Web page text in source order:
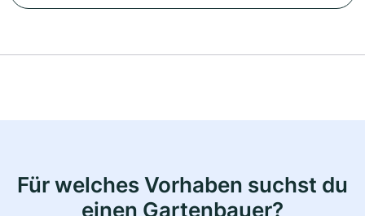
Für welches Vorhaben suchst du
einen Gartenbauer?